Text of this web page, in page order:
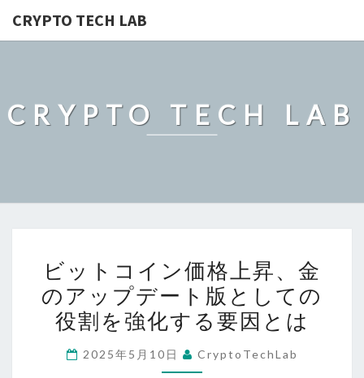
CRYPTO TECH LAB
CRYPTO TECH LAB
ッ
ト
コ
ン
ビットコイン価格上昇、金
のアップデート版としての
役割を強化する要因とは
2025年5月10日 CryptoTechLab